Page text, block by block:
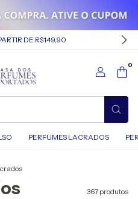
DE R$149,90
0
PERFUMES LACRADOS
367 produtos